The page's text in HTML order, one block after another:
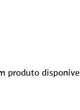
produto disponível